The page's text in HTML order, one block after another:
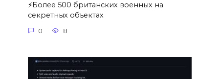
⚡️Более 500 британских военных на
секретных объектах
0 8